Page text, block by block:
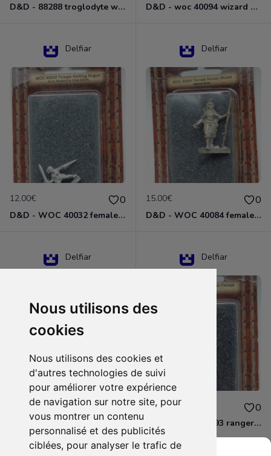
Nous utilisons des
cookies
Nous utilisons des cookies et
d'autres technologies de suivi
pour améliorer votre expérience
de navigation sur notre site, pour
vous montrer un contenu
personnalisé et des publicités
ciblées, pour analyser le trafic de
D&D - 88288 troglodyte with long Miniature - Donjons Dragons D&D - woc 40094 wizard human male Miniature - Donjons Dragons
Delfiar
12.00€ 0
D&D - WOC 40032 female halfling rogue Miniature - Donjons Dragons
Delfiar
15.00€ 0
D&D - WOC 40084 female human wizard Miniature - Donjons Dragons
Delfiar
15.00€ 0
D&D - 88286 paladin human male Miniature - Donjons Dragons
Delfiar
12.00€ 0
D&D - WOC 40093 ranger human female Miniature - Donjons Dragons